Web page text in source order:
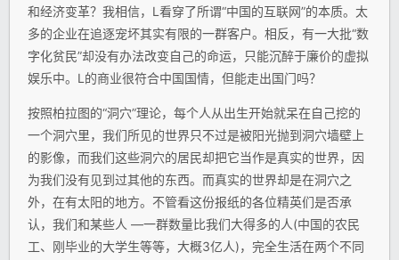
和经济变革？我相信，L看穿了所谓“中国的互联网”的本质。太
多的企业在追逐宠坏其实有限的一群客户。相反，有一大批“数
字化贫民”却没有办法改变自己的命运，只能沉醉于廉价的虚拟
娱乐中。L的商业很符合中国国情，但能走出国门吗？
按照柏拉图的“洞穴”理论，每个人从出生开始就呆在自己挖的
一个洞穴里，我们所见的世界只不过是被阳光抛到洞穴墙壁上
的影像，而我们这些洞穴的居民却把它当作是真实的世界，因
为我们没有见到过其他的东西。而真实的世界却是在洞穴之
外，在有太阳的地方。不管看这份报纸的各位精英们是否承
认，我们和某些人 —一群数量比我们大得多的人(中国的农民
工、刚毕业的大学生等等，大概3亿人)，完全生活在两个不同